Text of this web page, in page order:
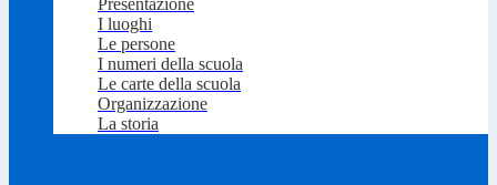
Presentazione
I luoghi
Le persone
I numeri della scuola
Le carte della scuola
Organizzazione
La storia